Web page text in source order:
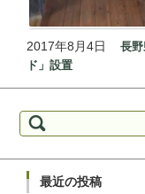
2017年8月4日 長
ド」設置
最近の投稿